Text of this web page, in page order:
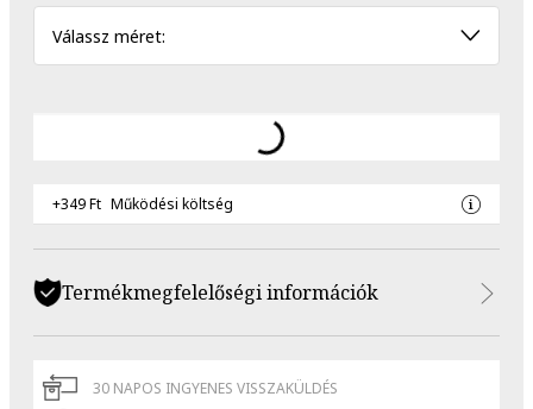
Válassz méret:
+349 Ft Működési költség
Termékmegfelelőségi információk
30 NAPOS INGYENES VISSZAKÜLDÉS